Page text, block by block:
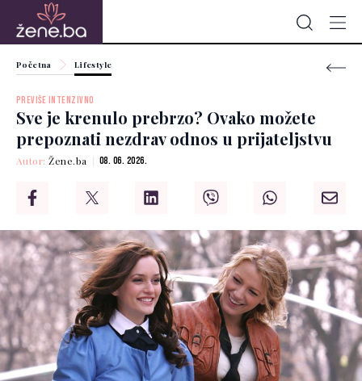
Početna Lifestyle
PREVIŠE INTENZIVNO
Sve je krenulo prebrzo? Ovako možete
prepoznati nezdrav odnos u prijateljstvu
Autor:Žene.ba 08. 06. 2026.